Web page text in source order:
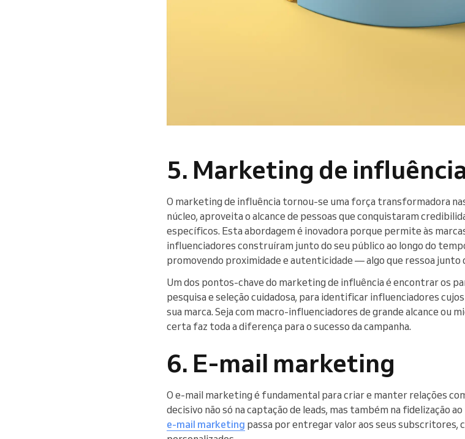
5. Marketing de
O marketing de influência tornou-se uma força transformadora
núcleo, aproveita o alcance de pessoas que conquistaram
específicos. Esta abordagem é inovadora porque permite às
influenciadores construíram junto do seu público ao longo do
promovendo proximidade e autenticidade — algo que ressoa junto
Um dos pontos-chave do marketing de influência é encontrar os
pesquisa e seleção cuidadosa, para identificar influenciadores
sua marca. Seja com macro-influenciadores de grande alcance ou
certa faz toda a diferença para o sucesso da campanha.
6. E-mail marketing
O e-mail marketing é fundamental para criar e manter relações
decisivo não só na captação de leads, mas também na fidelização
e-mail marketing passa por entregar valor aos seus subscritores,